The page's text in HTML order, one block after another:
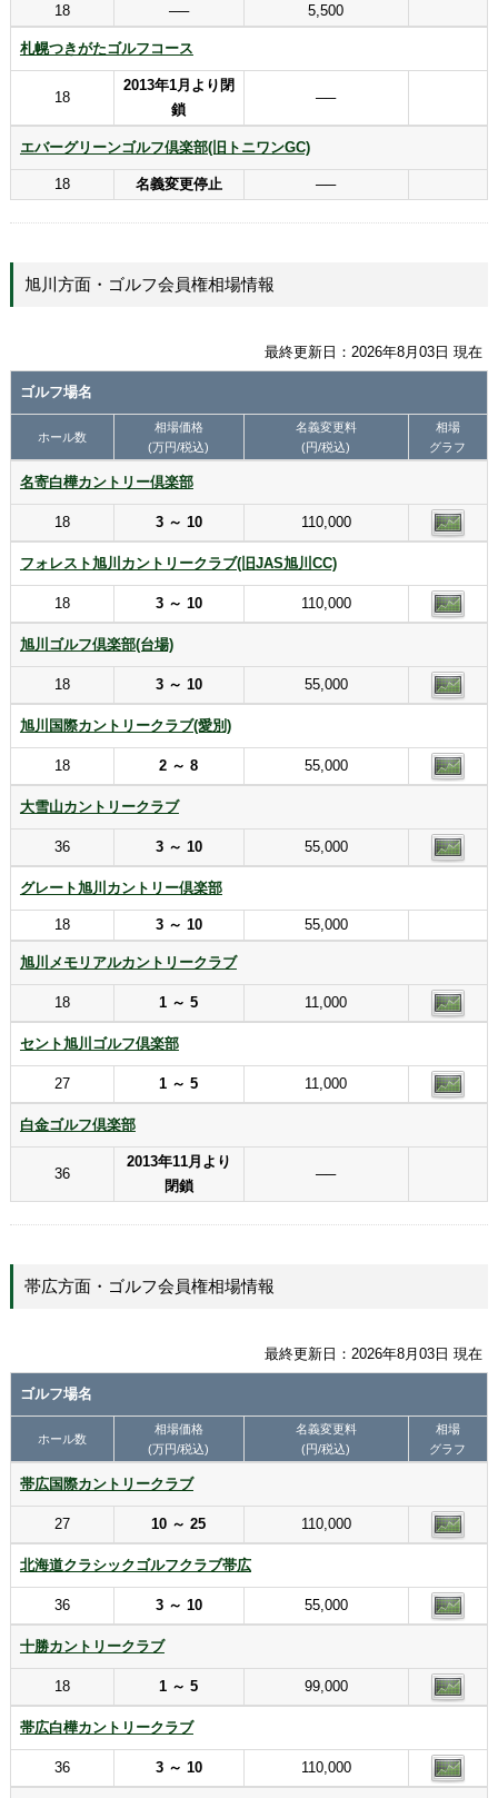
18 ── 5,500
札幌つきがたゴルフコース
18
2013年1月より閉
鎖
──
エバーグリーンゴルフ倶楽部(旧トニワンGC)
18 名義変更停止 ──
旭川方面・ゴルフ会員権相場情報
最終更新日：2026年8月03日 現在
ゴルフ場名
ホール数
相場価格
(万円/税込)
名義変更料
(円/税込)
相場
グラフ
名寄白樺カントリー倶楽部
18 3 ～ 10 110,000
フォレスト旭川カントリークラブ(旧JAS旭川CC)
18 3 ～ 10 110,000
旭川ゴルフ倶楽部(台場)
18 3 ～ 10 55,000
旭川国際カントリークラブ(愛別)
18 2 ～ 8 55,000
大雪山カントリークラブ
36 3 ～ 10 55,000
グレート旭川カントリー倶楽部
18 3 ～ 10 55,000
旭川メモリアルカントリークラブ
18 1 ～ 5 11,000
セント旭川ゴルフ倶楽部
27 1 ～ 5 11,000
白金ゴルフ倶楽部
36
2013年11月より
閉鎖
──
帯広方面・ゴルフ会員権相場情報
最終更新日：2026年8月03日 現在
ゴルフ場名
ホール数
相場価格
(万円/税込)
名義変更料
(円/税込)
相場
グラフ
帯広国際カントリークラブ
27 10 ～ 25 110,000
北海道クラシックゴルフクラブ帯広
36 3 ～ 10 55,000
十勝カントリークラブ
18 1 ～ 5 99,000
帯広白樺カントリークラブ
36 3 ～ 10 110,000